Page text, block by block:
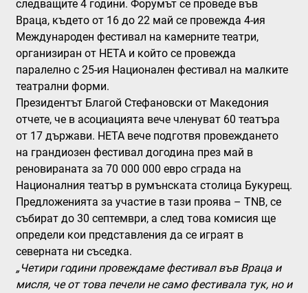
следващите 4 години. Форумът се проведе във
Враца, където от 16 до 22 май се провежда 4-ия
Международен фестивал на камерните театри,
организиран от НЕТА и който се провежда
паралелно с 25-ия Национален фестивал на малките
театрални форми.
Президентът Благой Стефановски от Македония
отчете, че в асоциацията вече членуват 60 театъра
от 17 държави. НЕТА вече подготвя провеждането
на грандиозен фестивал догодина през май в
реновираната за 70 000 000 евро сграда на
Националния театър в румънската столица Букурещ.
Предложенията за участие в тази проява – ТNB, се
събират до 30 септември, а след това комисия ще
определи кои представления да се играят в
северната ни съседка.
„Четири години провеждаме фестивал във Враца и
мисля, че от това печели не само фестивала тук, но и